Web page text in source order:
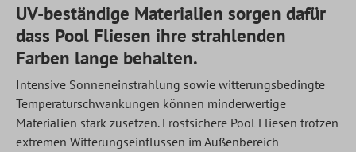
UV-beständige Materialien sorgen dafür
dass Pool Fliesen ihre strahlenden
Farben lange behalten.
Intensive Sonneneinstrahlung sowie witterungsbedingte
Temperaturschwankungen können minderwertige
Materialien stark zusetzen. Frostsichere Pool Fliesen trotzen
extremen Witterungseinflüssen im Außenbereich